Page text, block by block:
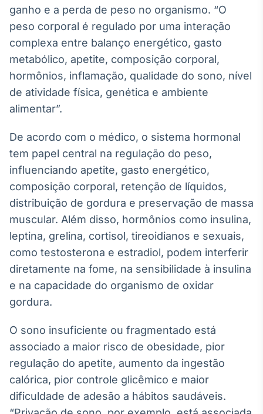
Soluções de
Tecnologia
Broadcast
Radar
Monitoramento
notícias e
Broadcast
Fundos
plataforma para
analisar fundos
de investimento
no Brasil
IA
Em breve
Em breve
Gestão de
ganho e a perda de peso no organismo. “O
peso corporal é regulado por uma interação
complexa entre balanço energético, gasto
metabólico, apetite, composição corporal,
hormônios, inflamação, qualidade do sono, nível
de atividade física, genética e ambiente
alimentar”.
De acordo com o médico, o sistema hormonal
tem papel central na regulação do peso,
influenciando apetite, gasto energético,
composição corporal, retenção de líquidos,
distribuição de gordura e preservação de massa
muscular. Além disso, hormônios como insulina,
leptina, grelina, cortisol, tireoidianos e sexuais,
como testosterona e estradiol, podem interferir
diretamente na fome, na sensibilidade à insulina
e na capacidade do organismo de oxidar
gordura.
O sono insuficiente ou fragmentado está
associado a maior risco de obesidade, pior
regulação do apetite, aumento da ingestão
calórica, pior controle glicêmico e maior
dificuldade de adesão a hábitos saudáveis.